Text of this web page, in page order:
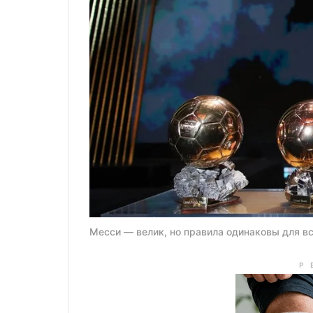
Месси — велик, но правила одинаковы для